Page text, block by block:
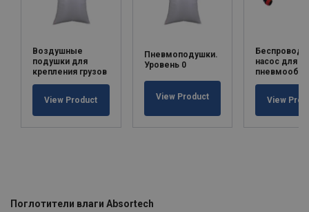
Воздушные
подушки для
крепления грузов
View Product
Пневмоподушки.
Уровень 0
View Product
насос для
View
Поглотители влаги Absortech